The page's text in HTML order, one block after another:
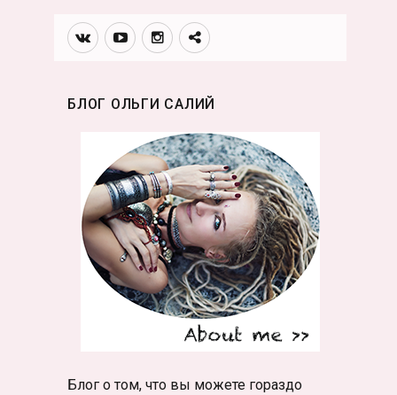
Вконтакте
YoutubeИнстаграмм
Телеграм
БЛОГ ОЛЬГИ САЛИЙ
Блог о том, что вы можете гораздо